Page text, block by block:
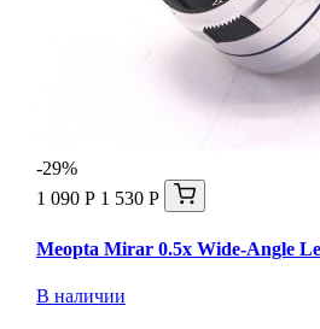
-29%
1 090 Р 1 530 Р
Meopta Mirar 0.5x Wide-Angle
В наличии